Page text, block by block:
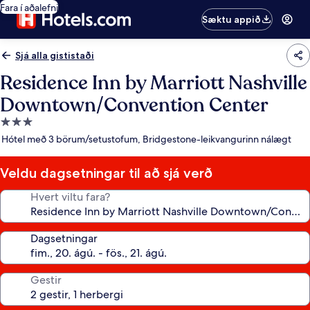
Fara í aðalefni
Sæktu appið
Sjá alla gististaði
Residence Inn by Marriott Nashville
Downtown/Convention Center
3.0
stjörnu
Hótel með 3 börum/setustofum, Bridgestone-leikvangurinn nálægt
Veldu dagsetningar til að sjá verð
Hvert viltu fara?
Dagsetningar
Gestir